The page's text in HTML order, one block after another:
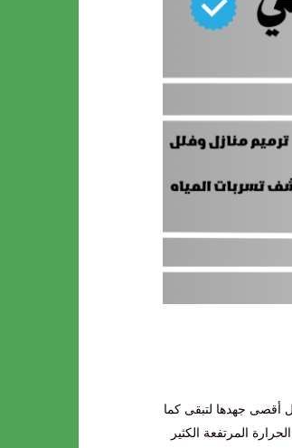
أقصى جهدها لتبقى كما
المرتفعة الكثير